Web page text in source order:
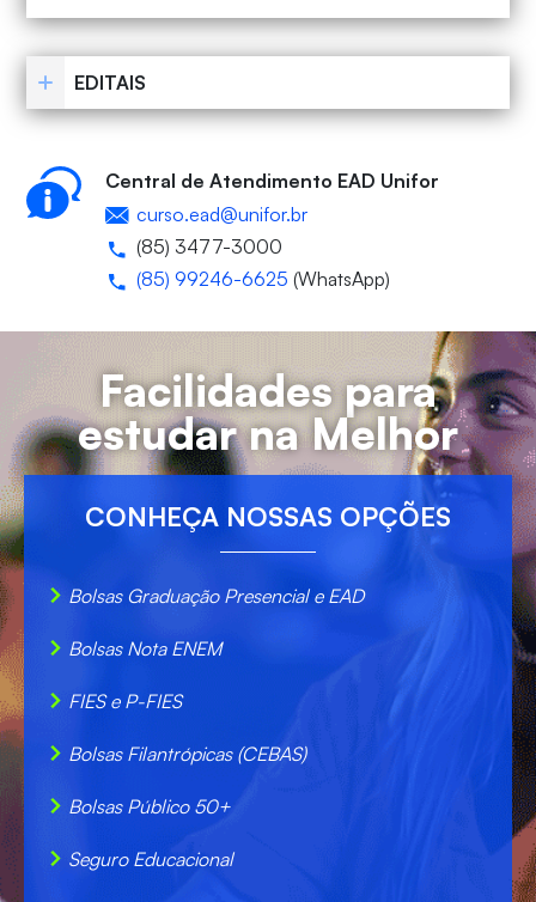
EDITAIS
Central de Atendimento EAD Unifor
curso.ead@unifor.br
(85) 3477-3000
(85) 99246-6625 (WhatsApp)
Facilidades para
estudar na Melhor
CONHEÇA NOSSAS OPÇÕES
Bolsas Graduação Presencial e EAD
Bolsas Nota ENEM
FIES e P-FIES
Bolsas Filantrópicas (CEBAS)
Bolsas Público 50+
Seguro Educacional